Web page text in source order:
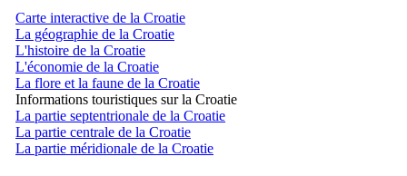
Carte interactive de la Croatie
La géographie de la Croatie
L'histoire de la Croatie
L'économie de la Croatie
La flore et la faune de la Croatie
Informations touristiques sur la Croatie
La partie septentrionale de la Croatie
La partie centrale de la Croatie
La partie méridionale de la Croatie